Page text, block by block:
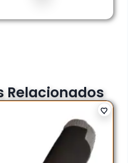
Relacionados